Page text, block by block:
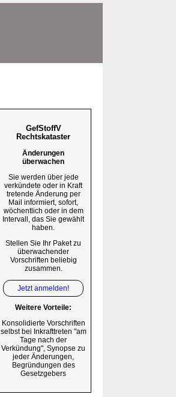
GefStoffV
Rechtskataster
Änderungen
überwachen
Sie werden über jede
verkündete oder in Kraft
tretende Änderung per
Mail informiert, sofort,
wöchentlich oder in dem
Intervall, das Sie gewählt
haben.
Stellen Sie Ihr Paket zu
überwachender
Vorschriften beliebig
zusammen.
Jetzt anmelden!
Weitere Vorteile:
Konsolidierte Vorschriften
selbst bei Inkrafttreten "am
Tage nach der
Verkündung", Synopse zu
jeder Änderungen,
Begründungen des
Gesetzgebers